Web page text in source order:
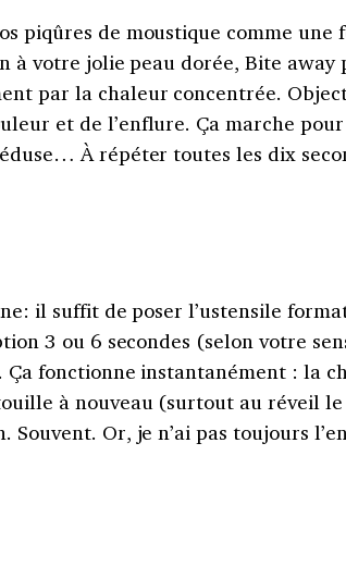
piqûres de moustique comme une
à votre jolie peau dorée, Bite away
par la chaleur concentrée.
et de l’enflure. Ça marche
À répéter toutes les dix
il suffit de poser l’ustensile
3 ou 6 secondes (selon votre
fonctionne instantanément : la
à nouveau (surtout au réveil
Souvent. Or, je n’ai pas toujours